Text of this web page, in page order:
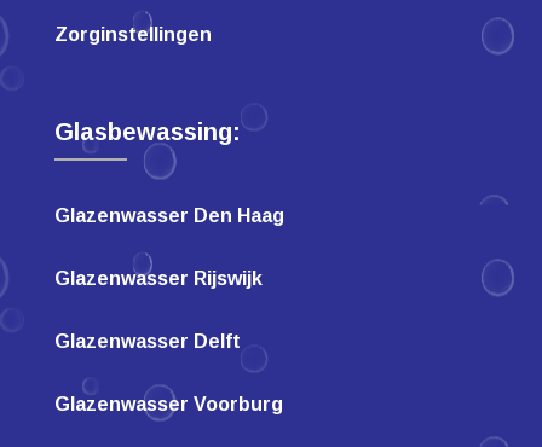
Zorginstellingen
Glasbewassing:
Glazenwasser Den Haag
Glazenwasser Rijswijk
Glazenwasser Delft
Glazenwasser Voorburg